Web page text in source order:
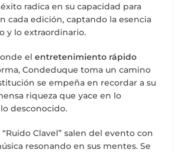
radica en su capacidad para
cada edición, captando la esencia
y lo extraordinario.
elentretenimiento rápido
Condeduque toma un camino
se empeña en recordar a su
riqueza que yace en lo
desconocido.
Clavel” salen del evento con
resonando en sus mentes. Se